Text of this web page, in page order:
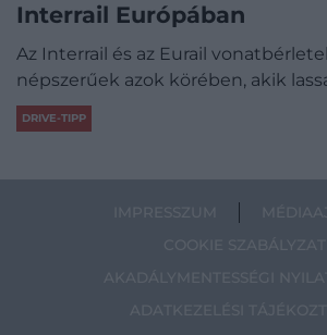
Interrail Európában
Az Interrail és az Eurail
népszerűek azok körében, akik
DRIVE-TIPP